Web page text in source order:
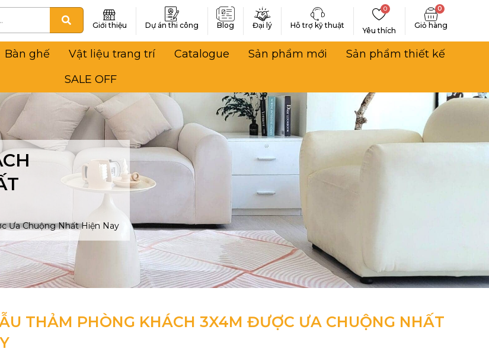
Giới thiệu Dự án thi công Blog Đại lý Hỗ trợ kỹ thuật
Yêu thích
0 0
Bàn ghế Vật liệu trang trí Catalogue Sản phẩm mới
Sản phẩm thiết kế
SALE OFF
Ưa Chuộng Nhất Hiện Nay
THẢM PHÒNG KHÁCH 3X4M ĐƯỢC ƯA CHUỘNG NHẤT